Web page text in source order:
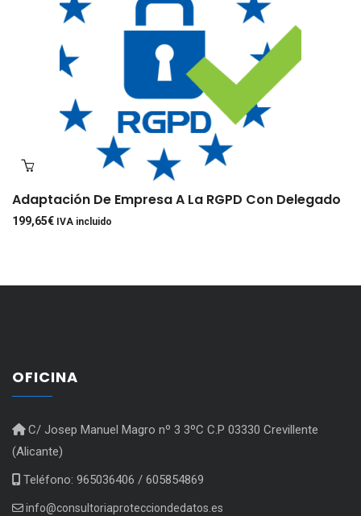
Adaptación De Empresa A La RGPD Con Delegado
199,65€ IVA incluido
OFICINA
C/ Josep Manuel Magro nº 3 3ºC C.P 03330 Crevillente
(Alicante)
Teléfono: 965036406 / 605854869
info@consultoriaprotecciondedatos.es